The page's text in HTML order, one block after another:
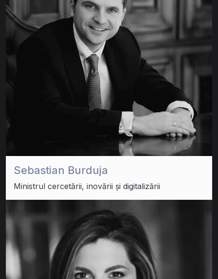
Sebastian Burduja
Ministrul cercetării, inovării și digitalizării